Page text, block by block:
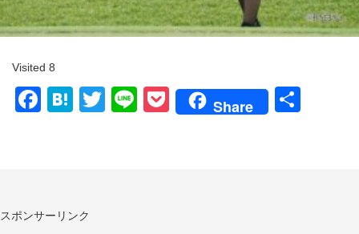
Visited 8
Facebook
Hatena
Twitter
LinePocket
Share
スポンサーリンク